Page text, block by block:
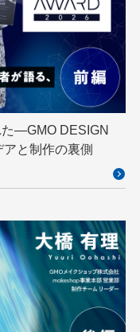
ペパボ
GMOロボッツ
Go GPUクラウド
IETF iOS
K8s
PHPerKaigi
Ruby
Tokyo Meetup
Terraform
た—GMO DESIGN
と制作の裏側